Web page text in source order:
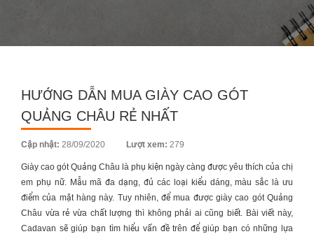
HƯỚNG DẪN MUA GIÀY CAO GÓT
QUẢNG CHÂU RẺ NHẤT
Cập nhật: Posted
28/09/2020 Lượt xem: 279
Giày cao gót Quảng Châu là phụ kiện ngày càng được yêu thích của chị
em phụ nữ. Mẫu mã đa dạng, đủ các loại kiểu dáng, màu sắc là ưu
điểm của mặt hàng này. Tuy nhiên, để mua được giày cao gót Quảng
Châu vừa rẻ vừa chất lượng thì không phải ai cũng biết. Bài viết này,
Cadavan sẽ giúp bạn tìm hiểu vấn đề trên để giúp bạn có những lựa